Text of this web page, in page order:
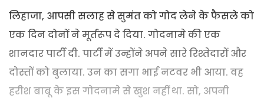
लिहाजा, आपसी सलाह से सुमंत को गोद लेने के फैसले को
एक दिन दोनों ने मूर्तरूप दे दिया. गोदनामे की एक
शानदार पार्टी दी. पार्टी में उन्होंने अपने सारे रिश्तेदारों और
दोस्तों को बुलाया. उन का सगा भाई नटवर भी आया. वह
हरीश बाबू के इस गोदनामे से खुश नहीं था. सो, अपनी